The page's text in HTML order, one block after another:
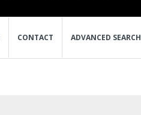
CONTACT ADVANCED SEARCH